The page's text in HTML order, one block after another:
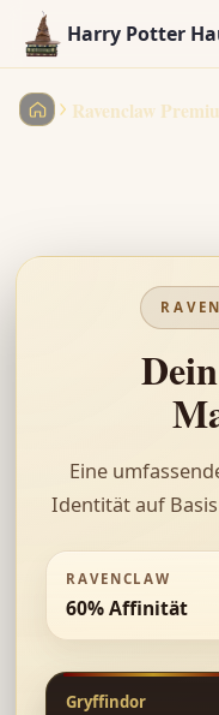
Harry Potter
Harry Potter Haustest
Ravenclaw
Eine
Identität auf
RAVENCLAW
60% Affinität
Gryffindor